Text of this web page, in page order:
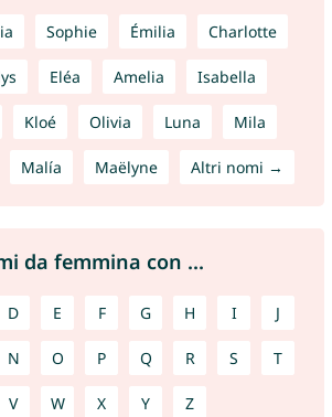
Sophie Émilia Charlotte
Eléa Amelia Isabella
Kloé Olivia Luna Mila
Malía Maëlyne Altri nomi →
da femmina con ...
D E F G H I J
N O P Q R S T
V W X Y Z